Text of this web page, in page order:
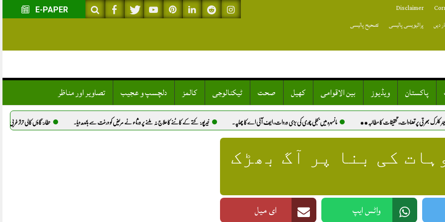
E-PAPER
Disclaimer
دیں پرائیویسی پالیسی
تصحیح پالیسی
پاکستان ویڈیوز بین الاقوامی کھیل صحت ٹیکنالوجی کالمز دلچسپ و عجیب تصاویر اور مناظر
کا مطالبہ** مانسہرہ میں بجلی چوری کی بڑی وردات، ایف آئی اے کا چھاپہ. خیرپور: کتے کے کاٹنے کا علاج نہ ملنے پر ورثاء نے مریض کو درخت سے باندھ دیا. حطار: گاؤں کالی تراڑ غربی میں نوجوان شانہ کا قتل،
کی بنا پر آگ بھڑک
واٹس ایپ ای میل